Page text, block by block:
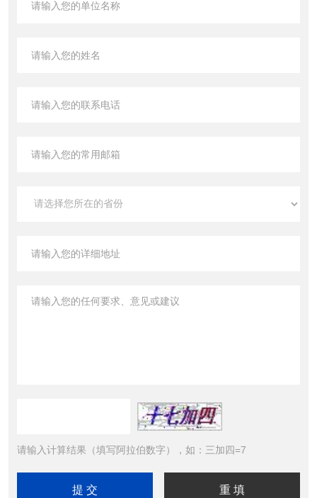
请输入计算结果（填写阿拉伯数字），如：三加四=7